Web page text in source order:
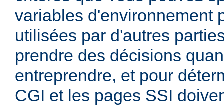
variables d'environnement
utilisées par d'autres
prendre des décisions
entreprendre, et pour
CGI et les pages SSI